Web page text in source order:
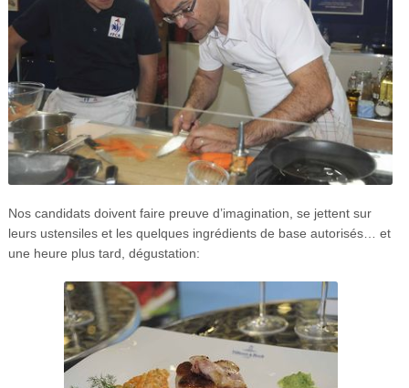
Nos candidats doivent faire preuve d’imagination, se jettent sur
leurs ustensiles et les quelques ingrédients de base autorisés… et
une heure plus tard, dégustation: